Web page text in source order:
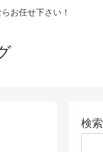
お任せ下さい！
検索